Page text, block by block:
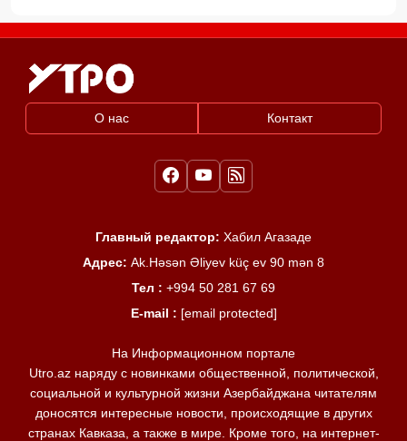
О нас Контакт
Главный редактор: Хабил Агазаде
Адрес: Ak.Həsən Əliyev küç ev 90 mən 8
Тел : +994 50 281 67 69
E-mail : [email protected]
На Информационном портале
Utro.az наряду с новинками общественной, политической,
социальной и культурной жизни Азербайджана читателям
доносятся интересные новости, происходящие в других
странах Кавказа, а также в мире. Кроме того, на интернет-